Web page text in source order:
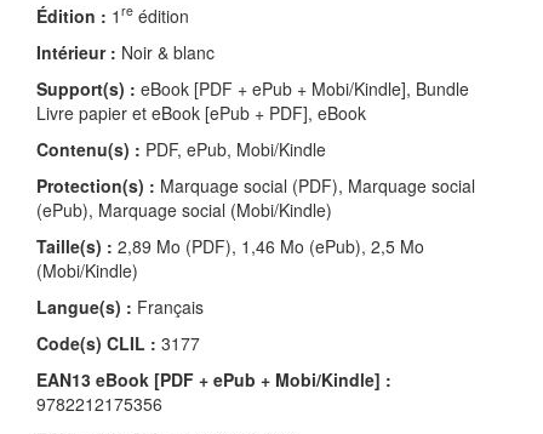
Édition : 1 re édition
Intérieur : Noir & blanc
Support(s) : eBook [PDF + ePub + Mobi/Kindle], Bundle
Livre papier et eBook [ePub + PDF], eBook
Contenu(s) : PDF, ePub, Mobi/Kindle
Protection(s) : Marquage social (PDF), Marquage social
(ePub), Marquage social (Mobi/Kindle)
Taille(s) : 2,89 Mo (PDF), 1,46 Mo (ePub), 2,5 Mo
(Mobi/Kindle)
Langue(s) : Français
Code(s) CLIL : 3177
EAN13 eBook [PDF + ePub + Mobi/Kindle] :
9782212175356